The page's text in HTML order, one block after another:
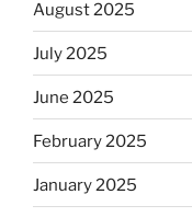
August 2025
July 2025
June 2025
February 2025
January 2025